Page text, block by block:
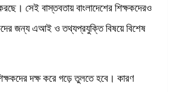
সেই বাস্তবতায় বাংলাদেশের শিক্ষকদেরও
জন্য এআই ও তথ্যপ্রযুক্তি বিষয়ে বিশেষ
দক্ষ করে গড়ে তুলতে হবে। কারণ